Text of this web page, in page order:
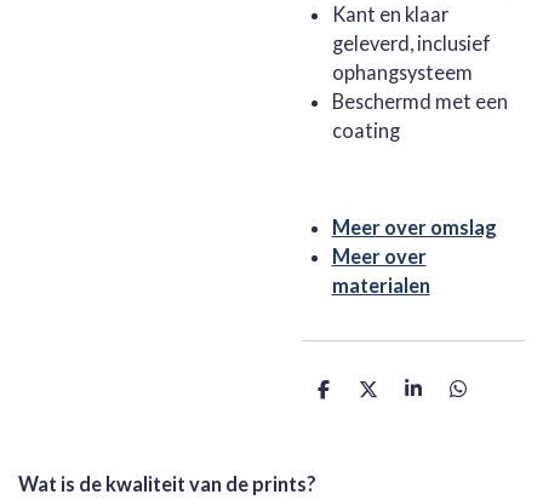
Kant en klaar
geleverd, inclusief
ophangsysteem
Beschermd met een
coating
Meer over omslag
Meer over
materialen
D
D
S
D
Wat is de kwaliteit van de prints?